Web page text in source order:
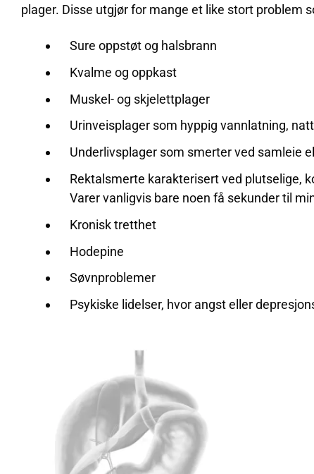
plager. Disse utgjør for mange et like stort problem
Sure oppstøt og halsbrann
Kvalme og oppkast
Muskel- og skjelettplager
Urinveisplager som hyppig vannlatning,
Underlivsplager som smerter ved samleie
Rektalsmerte karakterisert ved plutselige,
Varer vanligvis bare noen få sekunder til
Kronisk tretthet
Hodepine
Søvnproblemer
Psykiske lidelser, hvor angst eller